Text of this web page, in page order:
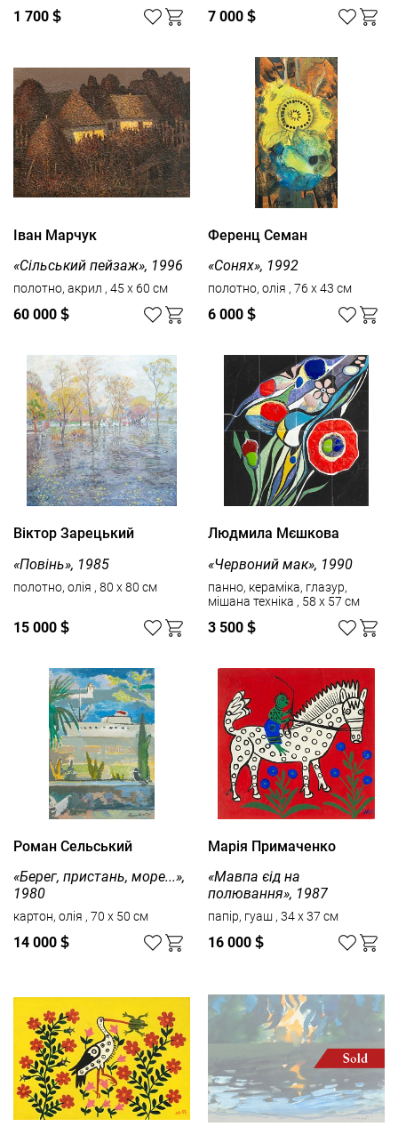
1 700 $ 7 000 $
Іван Марчук
«Сільський пейзаж», 1996
полотно, акрил , 45 x 60 см
60 000 $
Ференц Семан
«Сонях», 1992
полотно, олія , 76 x 43 см
6 000 $
Вiктор Зарецький
«Повінь», 1985
полотно, олія , 80 x 80 см
15 000 $
Людмила Мєшкова
«Червоний мак», 1990
панно, кераміка, глазур,
мішана техніка , 58 x 57 см
3 500 $
Роман Сельський
«Берег, пристань, море...»,
1980
картон, олія , 70 x 50 см
14 000 $
Марія Примаченко
«Мавпа єід на
полювання», 1987
папір, гуаш , 34 x 37 см
16 000 $